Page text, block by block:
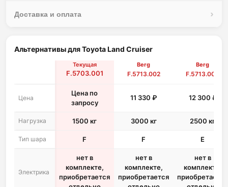
Доставка и оплата
Альтернативы для Toyota Land Cruiser
Текущая
F.5703.001
Berg
F.5713.002
Berg
F.5713.006
Цена
Цена по
запросу
11 330 ₽ 12 300 ₽
Нагрузка 1500 кг 3000 кг 2500 кг
Тип шара F F E
Электрика
нет в
комплекте,
приобретается
нет в
комплекте,
приобретается
нет в
комплекте,
приобретается